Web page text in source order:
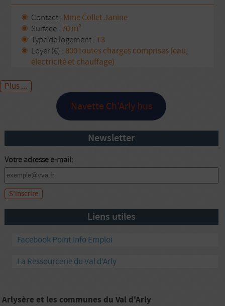
Contact : Mme Collet Janine
Surface : 70 m²
Type de logement :T3
Loyer (€) : 800 toutes charges comprises (eau,
électricité et chauffage)
Plus ...
Navette Ch'Arly bus
Newsletter
Votre adresse e-mail:
Liens utiles
Facebook Point Info Emploi
La Ressourcerie du Val d'Arly
Arlysère et les communes du Val d'Arly